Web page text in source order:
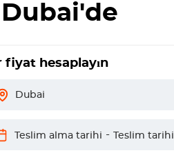
Dubai'de
fiyat hesaplayın
Dubai
Teslim alma tarihi - Teslim tarihi